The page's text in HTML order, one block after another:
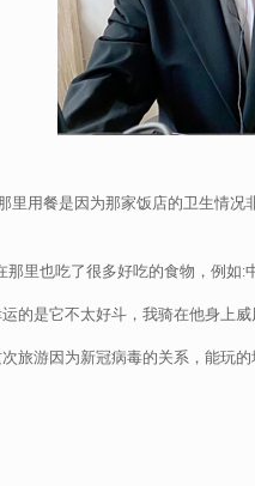
用餐是因为那家饭店的卫生情
里也吃了很多好吃的食物，例如:
是它不太好斗，我骑在他身上
游因为新冠病毒的关系，能玩的